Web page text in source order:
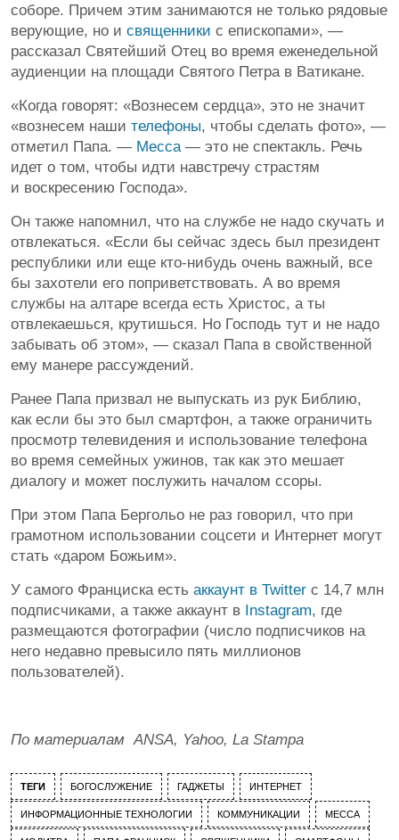
соборе. Причем этим занимаются не только рядовые
верующие, но и священники с епископами», —
рассказал Святейший Отец во время еженедельной
аудиенции на площади Святого Петра в Ватикане.
«Когда говорят: «Вознесем сердца», это не значит
«вознесем наши телефоны, чтобы сделать фото», —
отметил Папа. — Месса— это не спектакль. Речь
идет о том, чтобы идти навстречу страстям
и воскресению Господа».
Он также напомнил, что на службе не надо скучать и
отвлекаться. «Если бы сейчас здесь был президент
республики или еще кто-нибудь очень важный, все
бы захотели его поприветствовать. А во время
службы на алтаре всегда есть Христос, а ты
отвлекаешься, крутишься. Но Господь тут и не надо
забывать об этом», — сказал Папа в свойственной
ему манере рассуждений.
Ранее Папа призвал не выпускать из рук Библию,
как если бы это был смартфон, а также ограничить
просмотр телевидения и использование телефона
во время семейных ужинов, так как это мешает
диалогу и может послужить началом ссоры.
При этом Папа Бергольо не раз говорил, что при
грамотном использовании соцсети и Интернет могут
стать «даром Божьим».
У самого Франциска есть аккаунт в Twitter с 14,7 млн
подписчиками, а также аккаунт в Instagram, где
размещаются фотографии (число подписчиков на
него недавно превысило пять миллионов
пользователей).
По материалам ANSA, Yahoo, La Stampa
ТЕГИ БОГОСЛУЖЕНИЕ ГАДЖЕТЫ ИНТЕРНЕТ
ИНФОРМАЦИОННЫЕ ТЕХНОЛОГИИ КОММУНИКАЦИИ МЕССА